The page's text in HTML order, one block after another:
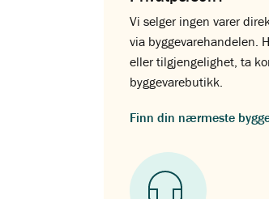
Vi selger ingen varer
via byggevarehandelen.
eller tilgjengelighet, ta
byggevarebutikk.
Finn din nærmeste